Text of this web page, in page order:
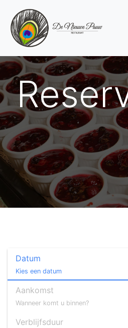
Datum
Kies een datum
Aankomst
Wanneer komt u binnen?
Verblijfsduur